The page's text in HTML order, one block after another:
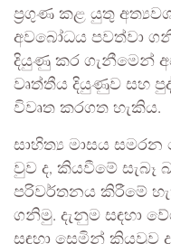
ප්‍රගුණ කළ යුතු
අවබෝධය පවත්වා
දියුණු කර ගැනීමෙන්
වෘත්තීය දියුණුව සහ
විවෘත කරගත හැකිය.
සාහිත්‍ය මාසය
වුව ද, කියවීමේ
පරිවර්තනය කිරීමේ
ගනිමු. දැනුම සඳහා
සඳහා සෙමින් කියවුව